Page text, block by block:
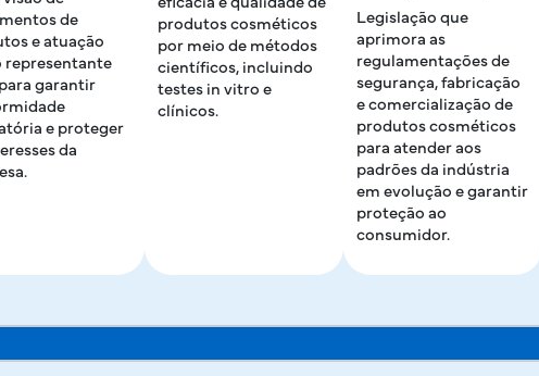
de
e atuação
representante
garantir
e proteger
da
produtos cosméticos
por meio de métodos
científicos, incluindo
testes in vitro e
clínicos.
Legislação que
aprimora as
regulamentações de
segurança, fabricação
e comercialização de
produtos cosméticos
para atender aos
padrões da indústria
em evolução e garantir
proteção ao
consumidor.